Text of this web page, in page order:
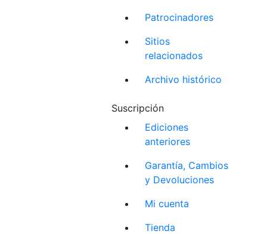
Patrocinadores
Sitios
relacionados
Archivo histórico
Suscripción
Ediciones
anteriores
Garantía, Cambios
y Devoluciones
Mi cuenta
Tienda